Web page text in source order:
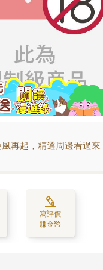
再起，精選周邊看過來
寫評價
賺金幣